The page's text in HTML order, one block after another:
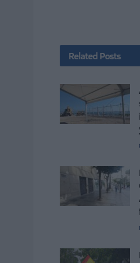
Related Posts